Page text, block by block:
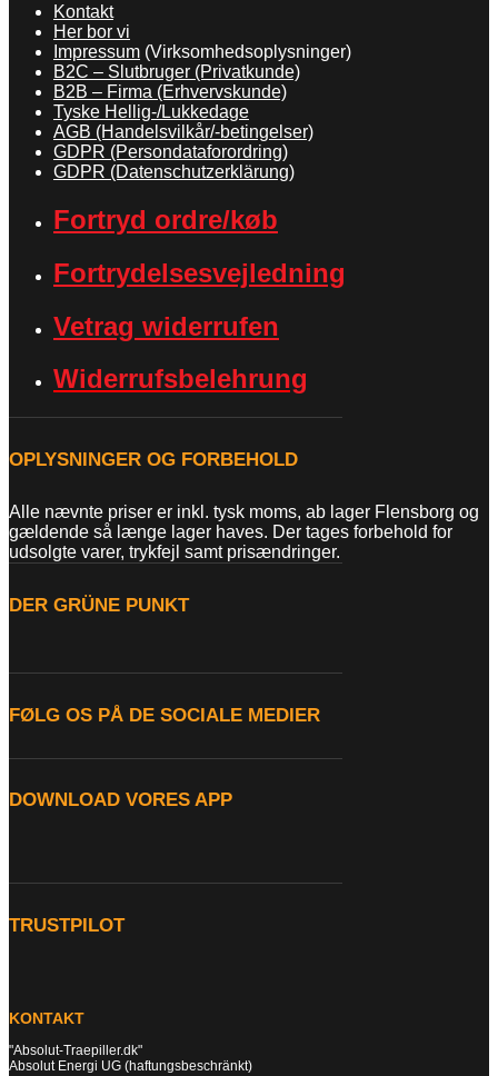
Kontakt
Her bor vi
Impressum (Virksomhedsoplysninger)
B2C – Slutbruger (Privatkunde)
B2B – Firma (Erhvervskunde)
Tyske Hellig-/Lukkedage
AGB (Handelsvilkår/-betingelser)
GDPR (Persondataforordring)
GDPR (Datenschutzerklärung)
Fortryd ordre/køb
Fortrydelsesvejledning
Vetrag widerrufen
Widerrufsbelehrung
OPLYSNINGER OG FORBEHOLD
Alle nævnte priser er inkl. tysk moms, ab lager Flensborg og
gældende så længe lager haves. Der tages forbehold for
udsolgte varer, trykfejl samt prisændringer.
DER GRÜNE PUNKT
FØLG OS PÅ DE SOCIALE MEDIER
DOWNLOAD VORES APP
TRUSTPILOT
KONTAKT
"Absolut-Traepiller.dk"
Absolut Energi UG (haftungsbeschränkt)